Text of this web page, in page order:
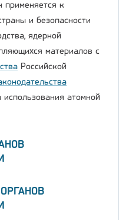
применяется к
и безопасности
ядерной
материалов с
Российской
атомной